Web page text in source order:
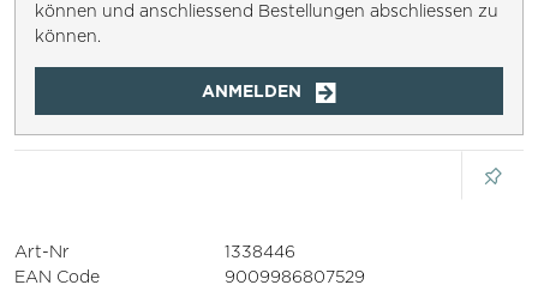
können und anschliessend Bestellungen abschliessen zu
können.
ANMELDEN
Art-Nr
1338446
EAN Code
9009986807529